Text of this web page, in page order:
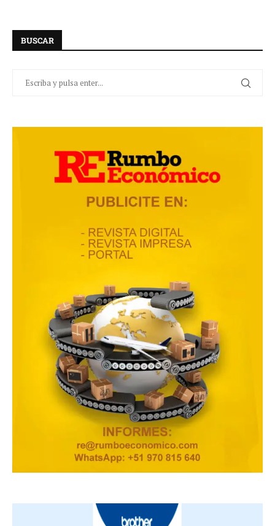
BUSCAR